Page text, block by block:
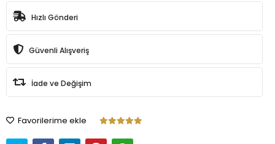
Hızlı Gönderi
Güvenli Alışveriş
İade ve Değişim
Favorilerime ekle